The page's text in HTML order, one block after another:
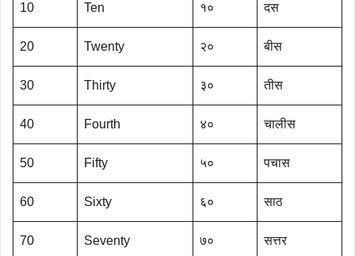
10 Ten १० दस
20 Twenty २० बीस
30 Thirty ३० तीस
40 Fourth ४० चालीस
50 Fifty ५० पचास
60 Sixty ६० साठ
70 Seventy ७० सत्तर